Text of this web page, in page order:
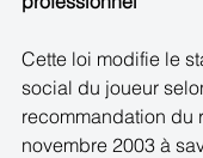
Cette loi modifie le
social du joueur
recommandation du
novembre 2003 à